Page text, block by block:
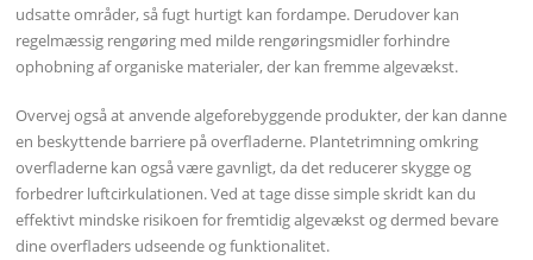
udsatte områder, så fugt hurtigt kan fordampe. Derudover kan
regelmæssig rengøring med milde rengøringsmidler forhindre
ophobning af organiske materialer, der kan fremme algevækst.
Overvej også at anvende algeforebyggende produkter, der kan danne
en beskyttende barriere på overfladerne. Plantetrimning omkring
overfladerne kan også være gavnligt, da det reducerer skygge og
forbedrer luftcirkulationen. Ved at tage disse simple skridt kan du
effektivt mindske risikoen for fremtidig algevækst og dermed bevare
dine overfladers udseende og funktionalitet.